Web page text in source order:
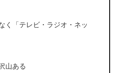
く「テレビ・ラジオ・ネッ
山ある